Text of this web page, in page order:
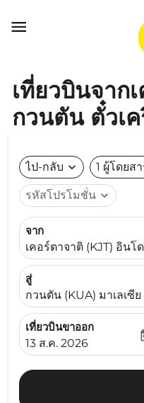

เที่ยวบินจาก
กวนตัน ตั๋วเ
ไป-กลับ expand_more 1 ผู้โดยส
รหัสโปรโมชั่น expand_more
จาก
เคอร์ตาจาติ (KJT) อินโ
สู่
กวนตัน (KUA) มาเลเซีย
เที่ยวบินขาออก
fc-booking-
13 ส.ค. 2026